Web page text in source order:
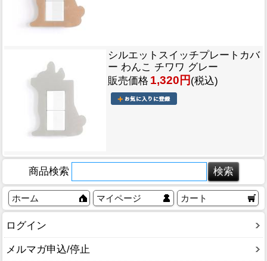
シルエットスイッチプレートカバ
ー わんこ チワワ グレー
販売価格 1,320円 (税込)
商品検索
ホーム マイページ カート
ログイン
メルマガ申込/停止